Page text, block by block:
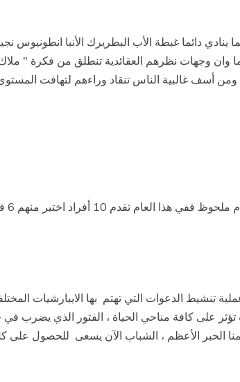
دائما غبطة الأب البطريرك الأنبا انطونيوس
وجهات نظرهم العقائدية تنطلق من فكرة "
أسف غالبية الناس تنقاد وراءهم لتهافت
بالنسبة لأعداد
تنشيط الدعوات التي تهتم بها الايبارشيات
تؤثر على كافة مناحي الحياة ، الفتور الذي يضرب
الحبر الأعظم ، الشباب الآن يسعى للحصول